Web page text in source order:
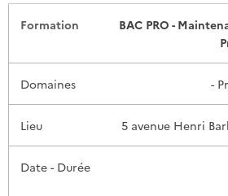
BAC PRO -
-
5 avenue Henri